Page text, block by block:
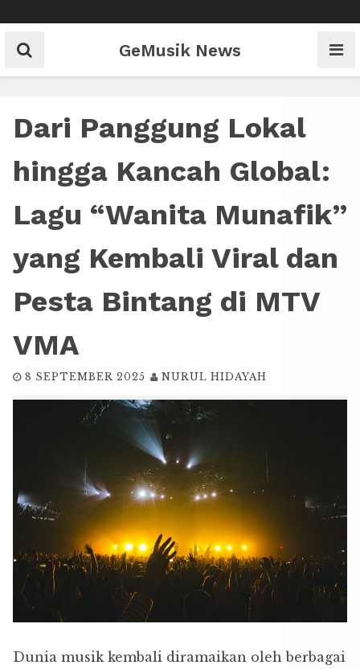
to
content
GeMusik News
Dari Panggung Lokal
hingga Kancah Global:
Lagu “Wanita Munafik”
yang Kembali Viral dan
Pesta Bintang di MTV
VMA
8 SEPTEMBER 2025 NURUL HIDAYAH
Dunia musik kembali diramaikan oleh berbagai